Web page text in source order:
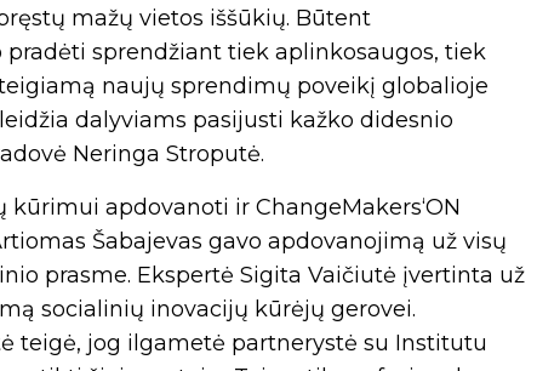
mažų vietos iššūkių. Būtent
pradėti sprendžiant tiek aplinkosaugos, tiek
naujų sprendimų poveikį globalioje
dalyviams pasijusti kažko didesnio
Neringa Stroputė.
apdovanoti ir ChangeMakers‘ON
Šabajevas gavo apdovanojimą už visų
prasme. Ekspertė Sigita Vaičiutė įvertinta už
socialinių inovacijų kūrėjų gerovei.
teigė, jog ilgametė partnerystė su Institutu